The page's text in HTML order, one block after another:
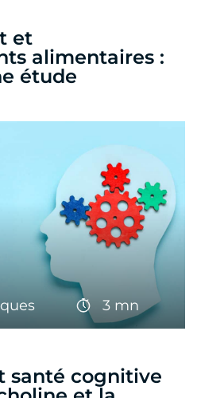
et
alimentaires :
étude
3 mn
santé cognitive